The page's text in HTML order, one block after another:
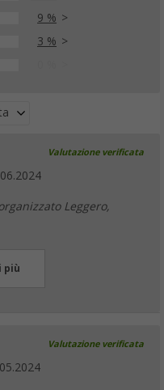
9 %
3 %
Valutazione verificata
Leggero,
più
Valutazione verificata